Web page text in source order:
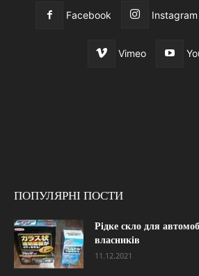
Facebook Instagram
Vimeo
ПОПУЛЯРНІ ПОСТИ
Рідке скло для
власників
11.12.2021